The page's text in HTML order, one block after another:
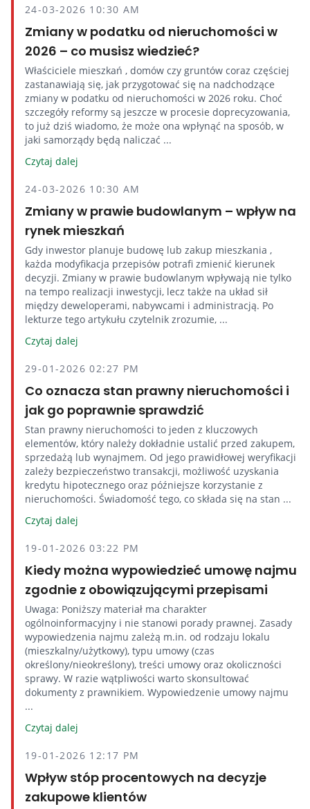
24-03-2026 10:30 AM
Zmiany w podatku od nieruchomości w
2026 – co musisz wiedzieć?
Właściciele mieszkań , domów czy gruntów coraz częściej
zastanawiają się, jak przygotować się na nadchodzące
zmiany w podatku od nieruchomości w 2026 roku. Choć
szczegóły reformy są jeszcze w procesie doprecyzowania,
to już dziś wiadomo, że może ona wpłynąć na sposób, w
jaki samorządy będą naliczać ...
Czytaj dalej
24-03-2026 10:30 AM
Zmiany w prawie budowlanym – wpływ na
rynek mieszkań
Gdy inwestor planuje budowę lub zakup mieszkania ,
każda modyfikacja przepisów potrafi zmienić kierunek
decyzji. Zmiany w prawie budowlanym wpływają nie tylko
na tempo realizacji inwestycji, lecz także na układ sił
między deweloperami, nabywcami i administracją. Po
lekturze tego artykułu czytelnik zrozumie, ...
Czytaj dalej
29-01-2026 02:27 PM
Co oznacza stan prawny nieruchomości i
jak go poprawnie sprawdzić
Stan prawny nieruchomości to jeden z kluczowych
elementów, który należy dokładnie ustalić przed zakupem,
sprzedażą lub wynajmem. Od jego prawidłowej weryfikacji
zależy bezpieczeństwo transakcji, możliwość uzyskania
kredytu hipotecznego oraz późniejsze korzystanie z
nieruchomości. Świadomość tego, co składa się na stan ...
Czytaj dalej
19-01-2026 03:22 PM
Kiedy można wypowiedzieć umowę najmu
zgodnie z obowiązującymi przepisami
Uwaga: Poniższy materiał ma charakter
ogólnoinformacyjny i nie stanowi porady prawnej. Zasady
wypowiedzenia najmu zależą m.in. od rodzaju lokalu
(mieszkalny/użytkowy), typu umowy (czas
określony/nieokreślony), treści umowy oraz okoliczności
sprawy. W razie wątpliwości warto skonsultować
dokumenty z prawnikiem. Wypowiedzenie umowy najmu
...
Czytaj dalej
19-01-2026 12:17 PM
Wpływ stóp procentowych na decyzje
zakupowe klientów